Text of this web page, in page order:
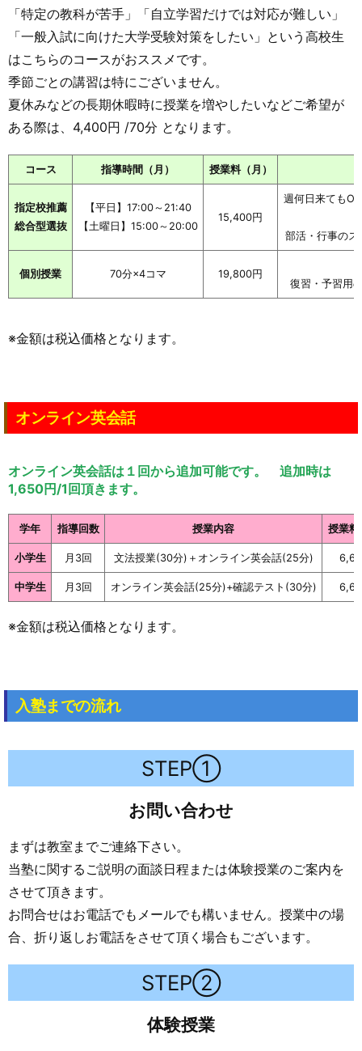
「特定の教科が苦手」「自立学習だけでは対応が難しい」
「一般入試に向けた大学受験対策をしたい」という高校生
はこちらのコースがおススメです。
季節ごとの講習は特にございません。
夏休みなどの長期休暇時に授業を増やしたいなどご希望が
ある際は、4,400円 /70分 となります。
コース 指導時間（月） 授業料（月）
指定校推薦
総合型選抜
【平日】17:00～21:40
【土曜日】15:00～20:00
15,400円
週何日来ても
部活・行事の
個別授業 70分×4コマ
19,800円
復習・予習用
※金額は税込価格となります。
オンライン英会話
オンライン英会話は１回から追加可能です。 追加時は
1,650円/1回頂きます。
学年 指導回数 授業内容 授業料
小学生 月3回 文法授業(30分)＋オンライン英会話(25分)
中学生 月3回 オンライン英会話(25分)+確認テスト(30分)
※金額は税込価格となります。
入塾までの流れ
STEP①
お問い合わせ
まずは教室までご連絡下さい。
当塾に関するご説明の面談日程または体験授業のご案内を
させて頂きます。
お問合せはお電話でもメールでも構いません。授業中の場
合、折り返しお電話をさせて頂く場合もございます。
STEP②
体験授業